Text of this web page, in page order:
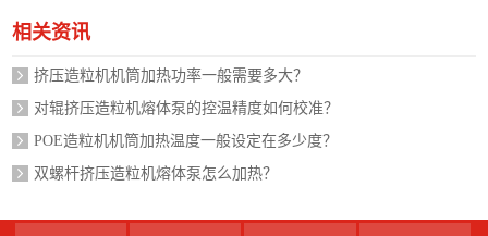
相关资讯
挤压造粒机机筒加热功率一般需要多大？
对辊挤压造粒机熔体泵的控温精度如何校准？
POE造粒机机筒加热温度一般设定在多少度？
双螺杆挤压造粒机熔体泵怎么加热？